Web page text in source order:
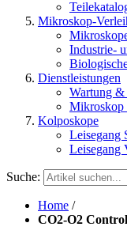
Mikroskop-
Industrie-
Dienstleistungen
Wartung &
Mikroskop
Kolposkope
Leisegang
Leisegang
Suche:
Home /
CO2-O2